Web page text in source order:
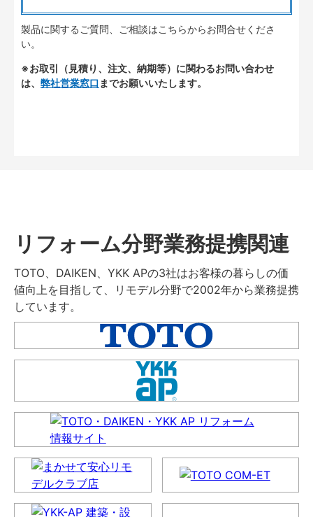
製品に関するご質問、ご相談はこちらからお問合せくださ
い。
※お取引（見積り、注文、納期等）に関わるお問い合わせ
は、 弊社営業窓口 までお願いいたします。
リフォーム分野業務提携関連
TOTO、DAIKEN、YKK APの3社はお客様の暮らしの価
値向上を目指して、リモデル分野で2002年から業務提携
しています。